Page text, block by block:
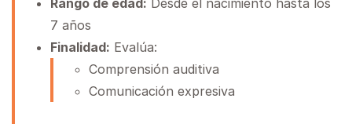
Rango de edad: Desde el nacimiento hasta los
7 años
Finalidad: Evalúa:
Comprensión auditiva
Comunicación expresiva